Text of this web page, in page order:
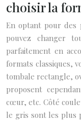
choisir la
En optant pour des
pouvez changer
parfaitement en
formats classiques,
tombale rectangle,
proposent
cœur, etc. Côté
le gris sont les plus